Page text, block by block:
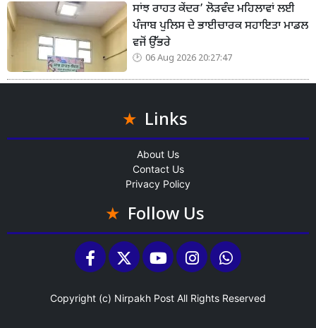
ਸਾਂਝ ਰਾਹਤ ਕੇਂਦਰ’ ਲੋੜਵੰਦ ਮਹਿਲਾਵਾਂ ਲਈ
ਪੰਜਾਬ ਪੁਲਿਸ ਦੇ ਭਾਈਚਾਰਕ ਸਹਾਇਤਾ ਮਾਡਲ
ਵਜੋਂ ਉੱਭਰੇ
06 Aug 2026 20:27:47
Links
About Us
Contact Us
Privacy Policy
Follow Us
Copyright (c) Nirpakh Post All Rights Reserved